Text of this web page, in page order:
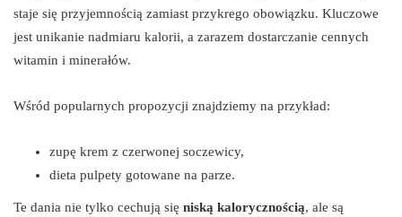
staje się przyjemnością zamiast przykrego obowiązku. Kluczowe
jest unikanie nadmiaru kalorii, a zarazem dostarczanie cennych
witamin i minerałów.
Wśród popularnych propozycji znajdziemy na przykład:
zupę krem z czerwonej soczewicy,
dieta pulpety gotowane na parze.
Te dania nie tylko cechują się niską kalorycznością, ale są